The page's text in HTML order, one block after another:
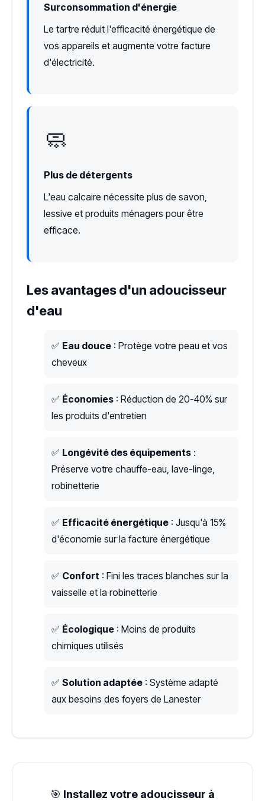
Surconsommation d'énergie
Le tartre réduit l'efficacité énergétique de
vos appareils et augmente votre facture
d'électricité.
🧼
Plus de détergents
L'eau calcaire nécessite plus de savon,
lessive et produits ménagers pour être
efficace.
Les avantages d'un adoucisseur
d'eau
✅ Eau douce : Protège votre peau et vos
cheveux
✅ Économies : Réduction de 20-40% sur
les produits d'entretien
✅ Longévité des équipements :
Préserve votre chauffe-eau, lave-linge,
robinetterie
✅ Efficacité énergétique : Jusqu'à 15%
d'économie sur la facture énergétique
✅ Confort : Fini les traces blanches sur la
vaisselle et la robinetterie
✅ Écologique : Moins de produits
chimiques utilisés
✅ Solution adaptée : Système adapté
aux besoins des foyers de Lanester
🎯 Installez votre adoucisseur à